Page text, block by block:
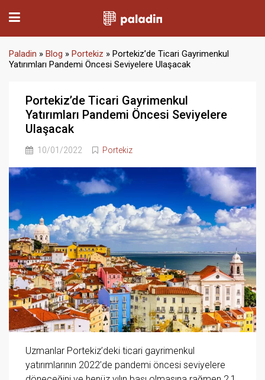
Paladin » Blog » Portekiz » Portekiz’de Ticari Gayrimenkul
Yatırımları Pandemi Öncesi Seviyelere Ulaşacak
Portekiz’de Ticari Gayrimenkul
Yatırımları Pandemi Öncesi Seviyelere
Ulaşacak
10/01/2022 Portekiz
Uzmanlar Portekiz’deki ticari gayrimenkul
yatırımlarının 2022’de pandemi öncesi seviyelere